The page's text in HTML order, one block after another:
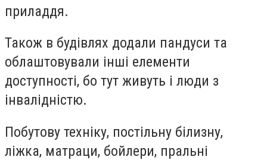
приладдя.
Також в будівлях додали пандуси та
облаштовували інші елементи
доступності, бо тут живуть і люди з
інвалідністю.
Побутову техніку, постільну білизну,
ліжка, матраци, бойлери, пральні